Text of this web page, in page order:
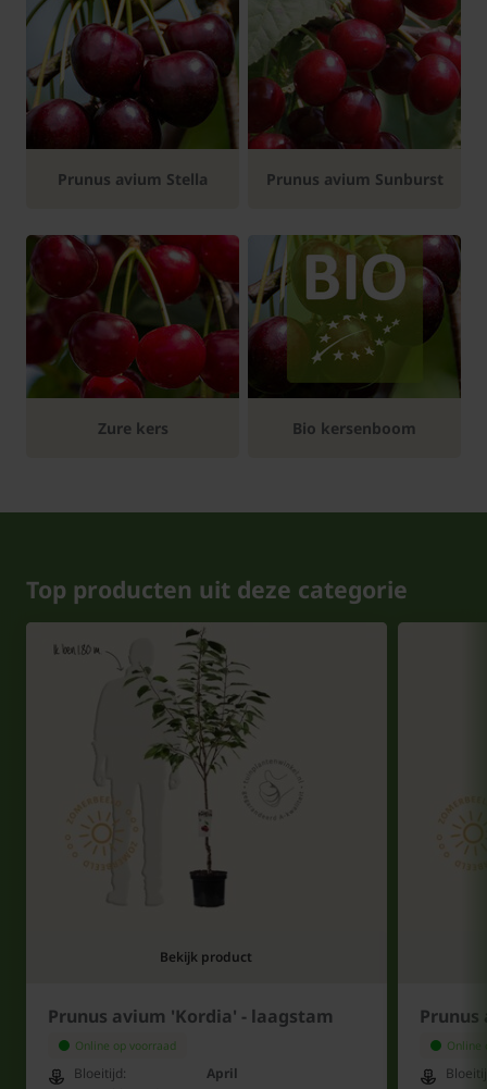
Prunus avium Stella Prunus avium Sunburst
Zure kers Bio kersenboom
Top producten uit deze categorie
Bekijk product
Prunus avium 'Kordia' - laagstam
Online op voorraad
Bloeitijd:
April
Online